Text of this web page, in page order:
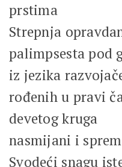
prstima
Strepnja
palimpsesta pod
iz jezika
rođenih u pravi
devetog kruga
nasmijani i
Svodeći snagu